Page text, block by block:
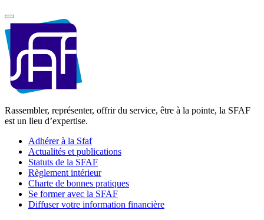
Rassembler, représenter, offrir du service, être à la pointe, la SFAF
est un lieu d’expertise.
Adhérer à la Sfaf
Actualités et publications
Statuts de la SFAF
Règlement intérieur
Charte de bonnes pratiques
Se former avec la SFAF
Diffuser votre information financière